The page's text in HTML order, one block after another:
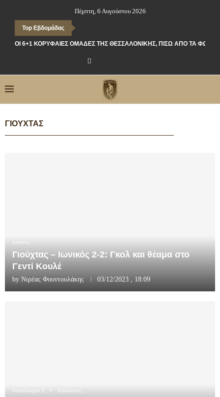
Πέμπτη, 6 Αυγούστου 2026
Top Εβδομάδας
ΟΙ 6+1 ΚΟΡΥΦΑΊΕΣ ΟΜΆΔΕΣ ΤΗΣ ΘΕΣΣΑΛΟΝΊΚΗΣ, ΠΊΣΩ ΑΠΌ ΤΑ ΦΏΤΑ
ΓΙΟΎΧΤΑΣ
Ιωνικός
Γιούχτας – Ιωνικός 2-2: Γκολ και θέαμα στο
Γεντί Κουλέ
by Νιρέας Φουντουλάκης 03/12/2023 , 18:09
Superleague 2 Ατρόμητος